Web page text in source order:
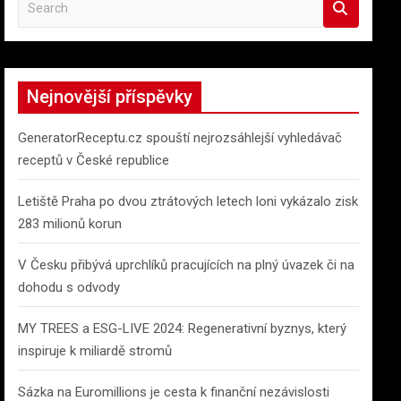
a
r
h
Nejnovější příspěvky
GeneratorReceptu.cz spouští nejrozsáhlejší vyhledávač
receptů v České republice
Letiště Praha po dvou ztrátových letech loni vykázalo zisk
283 milionů korun
V Česku přibývá uprchlíků pracujících na plný úvazek či na
dohodu s odvody
MY TREES a ESG-LIVE 2024: Regenerativní byznys, který
inspiruje k miliardě stromů
Sázka na Euromillions je cesta k finanční nezávislosti